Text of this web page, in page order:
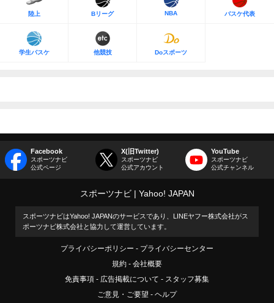
陸上 Bリーグ NBA バスケ代表
学生バスケ 他競技 Doスポーツ
Facebook
スポーツナビ
公式ページ
X(旧Twitter)
スポーツナビ
公式アカウント
YouTube
スポーツナビ
公式チャンネル
スポーツナビ Yahoo! JAPAN
スポーツナビはYahoo! JAPANのサービスであり、LINEヤフー株式会社がス
ポーツナビ株式会社と協力して運営しています。
プライバシーポリシー
プライバシーセンター
規約
会社概要
免責事項
広告掲載について
スタッフ募集
ご意見・ご要望
ヘルプ